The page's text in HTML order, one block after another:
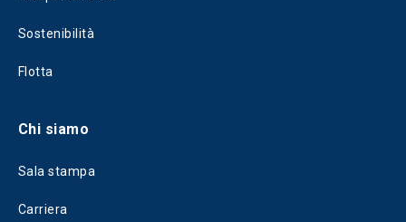
Sostenibilità
Flotta
Chi siamo
Sala stampa
Carriera